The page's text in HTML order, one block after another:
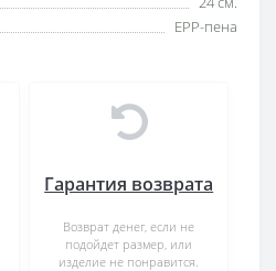
EPP-пена
Гарантия возврата
Возврат денег, если не
подойдет размер, или
изделие не понравится.